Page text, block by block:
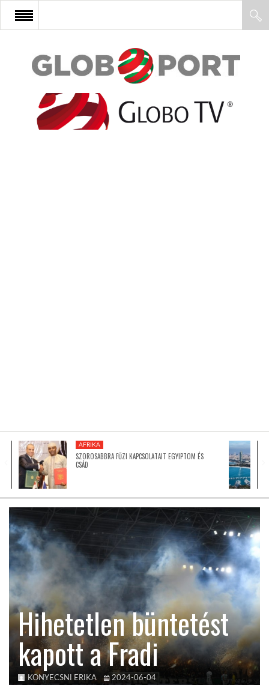
FŐOLDAL
AFRIKA
GLOBOTV BP
HÍR3D
TROPICALMAGAZIN
GLOBOTV
AFRIKA TUDÁSTÁR
A NAP SZÉPE
AFRIKA
SZOROSABBRA FŰZI KAPCSOLATAIT EGYIPTOM ÉS
CSÁD
Hihetetlen büntetést
kapott a Fradi
KONYECSNI ERIKA 2024-06-04